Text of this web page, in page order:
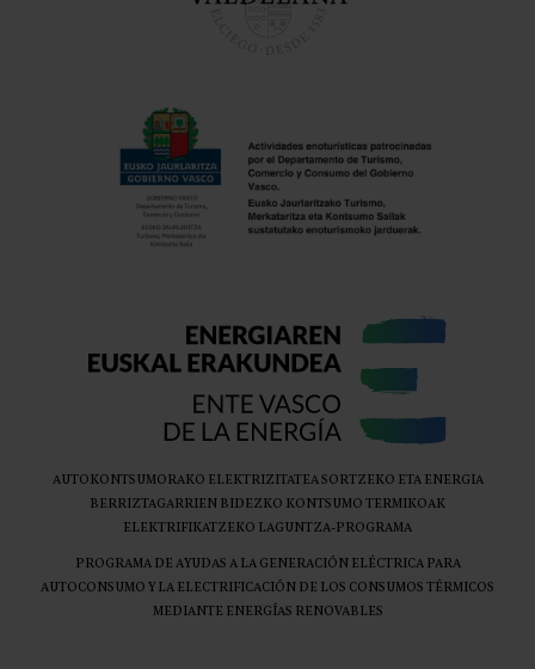
AUTOKONTSUMORAKO ELEKTRIZITATEA SORTZEKO ETA ENERGIA
BERRIZTAGARRIEN BIDEZKO KONTSUMO TERMIKOAK
ELEKTRIFIKATZEKO LAGUNTZA-PROGRAMA
PROGRAMA DE AYUDAS A LA GENERACIÓN ELÉCTRICA PARA
AUTOCONSUMO Y LA ELECTRIFICACIÓN DE LOS CONSUMOS TÉRMICOS
MEDIANTE ENERGÍAS RENOVABLES